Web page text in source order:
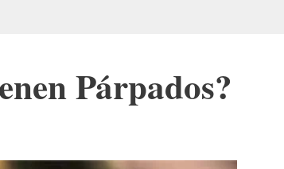
Párpados?